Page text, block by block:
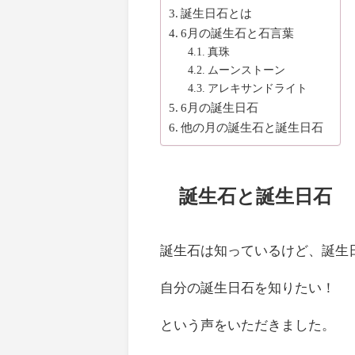
誕生日石とは
6月の誕生石と石言葉
真珠
ムーンストーン
アレキサンドライト
6月の誕生日石
他の月の誕生石と誕生日石
誕生石と誕生日石
誕生石は知っているけど、誕生
自分の誕生日石を知りたい！
という声をいただきました。